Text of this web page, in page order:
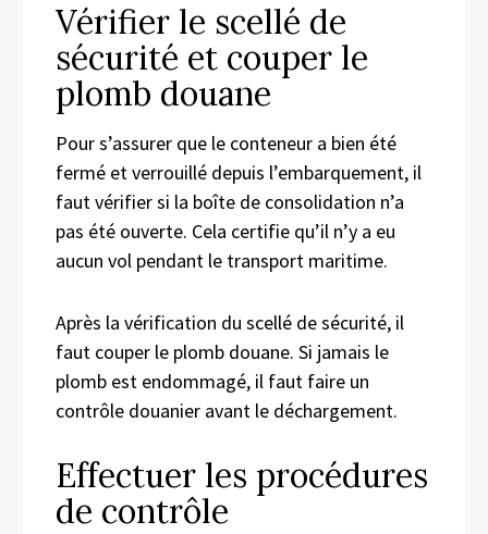
Vérifier le scellé de
sécurité et couper le
plomb douane
Pour s’assurer que le conteneur a bien été
fermé et verrouillé depuis l’embarquement, il
faut vérifier si la boîte de consolidation n’a
pas été ouverte. Cela certifie qu’il n’y a eu
aucun vol pendant le transport maritime.
Après la vérification du scellé de sécurité, il
faut couper le plomb douane. Si jamais le
plomb est endommagé, il faut faire un
contrôle douanier avant le déchargement.
Effectuer les procédures
de contrôle